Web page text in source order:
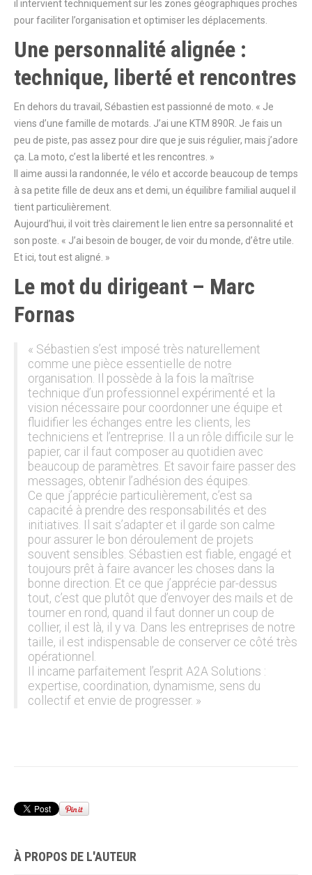
il intervient techniquement sur les zones géographiques proches
pour faciliter l’organisation et optimiser les déplacements.
Une personnalité alignée :
technique, liberté et rencontres
En dehors du travail, Sébastien est passionné de moto. « Je
viens d’une famille de motards. J’ai une KTM 890R. Je fais un
peu de piste, pas assez pour dire que je suis régulier, mais j’adore
ça. La moto, c’est la liberté et les rencontres. »
Il aime aussi la randonnée, le vélo et accorde beaucoup de temps
à sa petite fille de deux ans et demi, un équilibre familial auquel il
tient particulièrement.
Aujourd’hui, il voit très clairement le lien entre sa personnalité et
son poste. « J’ai besoin de bouger, de voir du monde, d’être utile.
Et ici, tout est aligné. »
Le mot du dirigeant – Marc
Fornas
« Sébastien s’est imposé très naturellement
comme une pièce essentielle de notre
organisation. Il possède à la fois la maîtrise
technique d’un professionnel expérimenté et la
vision nécessaire pour coordonner une équipe et
fluidifier les échanges entre les clients, les
techniciens et l’entreprise. Il a un rôle difficile sur le
papier, car il faut composer au quotidien avec
beaucoup de paramètres. Et savoir faire passer des
messages, obtenir l’adhésion des équipes.
Ce que j’apprécie particulièrement, c’est sa
capacité à prendre des responsabilités et des
initiatives. Il sait s’adapter et il garde son calme
pour assurer le bon déroulement de projets
souvent sensibles. Sébastien est fiable, engagé et
toujours prêt à faire avancer les choses dans la
bonne direction. Et ce que j’apprécie par-dessus
tout, c’est que plutôt que d’envoyer des mails et de
tourner en rond, quand il faut donner un coup de
collier, il est là, il y va. Dans les entreprises de notre
taille, il est indispensable de conserver ce côté très
opérationnel.
Il incarne parfaitement l’esprit A2A Solutions :
expertise, coordination, dynamisme, sens du
collectif et envie de progresser. »
À PROPOS DE L'AUTEUR